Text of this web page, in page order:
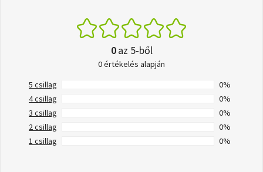
0az 5-ből
0 értékelés alapján
5 csillag
0%
4 csillag
0%
3 csillag
0%
2 csillag
0%
1 csillag
0%